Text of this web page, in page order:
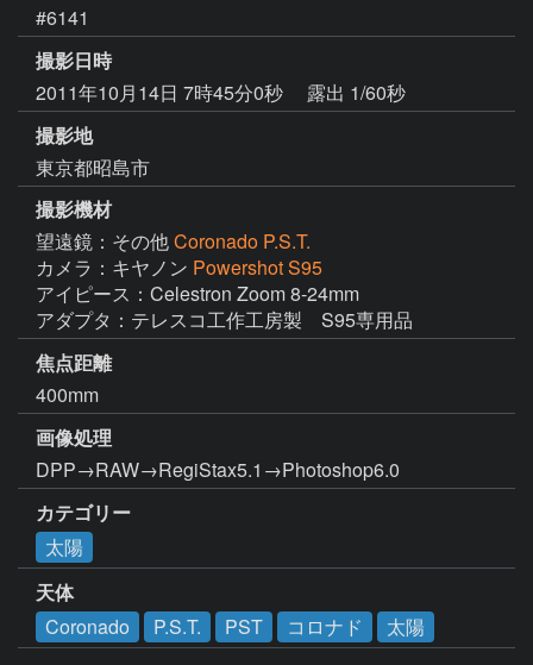
#6141
撮影日時
2011年10月14日 7時45分0秒
露出 1/60秒
撮影地
東京都昭島市
撮影機材
望遠鏡：その他Coronado P.S.T.
カメラ：キヤノン Powershot S95
アイピース：Celestron Zoom 8-24mm
焦点距離
400mm
画像処理
DPP→RAW→RegiStax5.1→Photoshop6.0
カテゴリー
太陽
天体
Coronado
P.S.T. PST コロナド 太陽